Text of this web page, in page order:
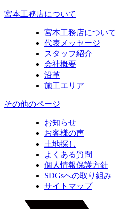
宮本工務店について
宮本工務店について
代表メッセージ
スタッフ紹介
会社概要
沿革
施工エリア
その他のページ
お知らせ
お客様の声
土地探し
よくある質問
個人情報保護方針
SDGsへの取り組み
サイトマップ